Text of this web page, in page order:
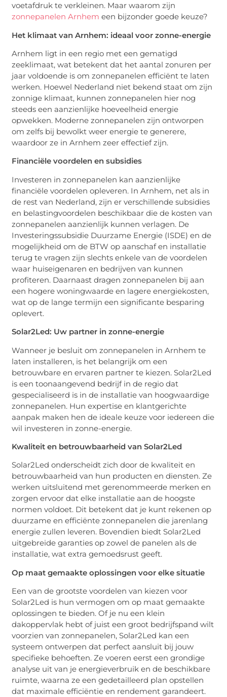
voetafdruk te verkleinen. Maar waarom zijn
zonnepanelen Arnhem een bijzonder goede keuze?
Het klimaat van Arnhem: ideaal voor zonne-energie
Arnhem ligt in een regio met een gematigd
zeeklimaat, wat betekent dat het aantal zonuren per
jaar voldoende is om zonnepanelen efficiënt te laten
werken. Hoewel Nederland niet bekend staat om zijn
zonnige klimaat, kunnen zonnepanelen hier nog
steeds een aanzienlijke hoeveelheid energie
opwekken. Moderne zonnepanelen zijn ontworpen
om zelfs bij bewolkt weer energie te generere,
waardoor ze in Arnhem zeer effectief zijn.
Financiële voordelen en subsidies
Investeren in zonnepanelen kan aanzienlijke
financiële voordelen opleveren. In Arnhem, net als in
de rest van Nederland, zijn er verschillende subsidies
en belastingvoordelen beschikbaar die de kosten van
zonnepanelen aanzienlijk kunnen verlagen. De
Investeringssubsidie Duurzame Energie (ISDE) en de
mogelijkheid om de BTW op aanschaf en installatie
terug te vragen zijn slechts enkele van de voordelen
waar huiseigenaren en bedrijven van kunnen
profiteren. Daarnaast dragen zonnepanelen bij aan
een hogere woningwaarde en lagere energiekosten,
wat op de lange termijn een significante besparing
oplevert.
Solar2Led: Uw partner in zonne-energie
Wanneer je besluit om zonnepanelen in Arnhem te
laten installeren, is het belangrijk om een
betrouwbare en ervaren partner te kiezen. Solar2Led
is een toonaangevend bedrijf in de regio dat
gespecialiseerd is in de installatie van hoogwaardige
zonnepanelen. Hun expertise en klantgerichte
aanpak maken hen de ideale keuze voor iedereen die
wil investeren in zonne-energie.
Kwaliteit en betrouwbaarheid van Solar2Led
Solar2Led onderscheidt zich door de kwaliteit en
betrouwbaarheid van hun producten en diensten. Ze
werken uitsluitend met gerenommeerde merken en
zorgen ervoor dat elke installatie aan de hoogste
normen voldoet. Dit betekent dat je kunt rekenen op
duurzame en efficiënte zonnepanelen die jarenlang
energie zullen leveren. Bovendien biedt Solar2Led
uitgebreide garanties op zowel de panelen als de
installatie, wat extra gemoedsrust geeft.
Op maat gemaakte oplossingen voor elke situatie
Een van de grootste voordelen van kiezen voor
Solar2Led is hun vermogen om op maat gemaakte
oplossingen te bieden. Of je nu een klein
dakoppervlak hebt of juist een groot bedrijfspand wilt
voorzien van zonnepanelen, Solar2Led kan een
systeem ontwerpen dat perfect aansluit bij jouw
specifieke behoeften. Ze voeren eerst een grondige
analyse uit van je energieverbruik en de beschikbare
ruimte, waarna ze een gedetailleerd plan opstellen
dat maximale efficiëntie en rendement garandeert.